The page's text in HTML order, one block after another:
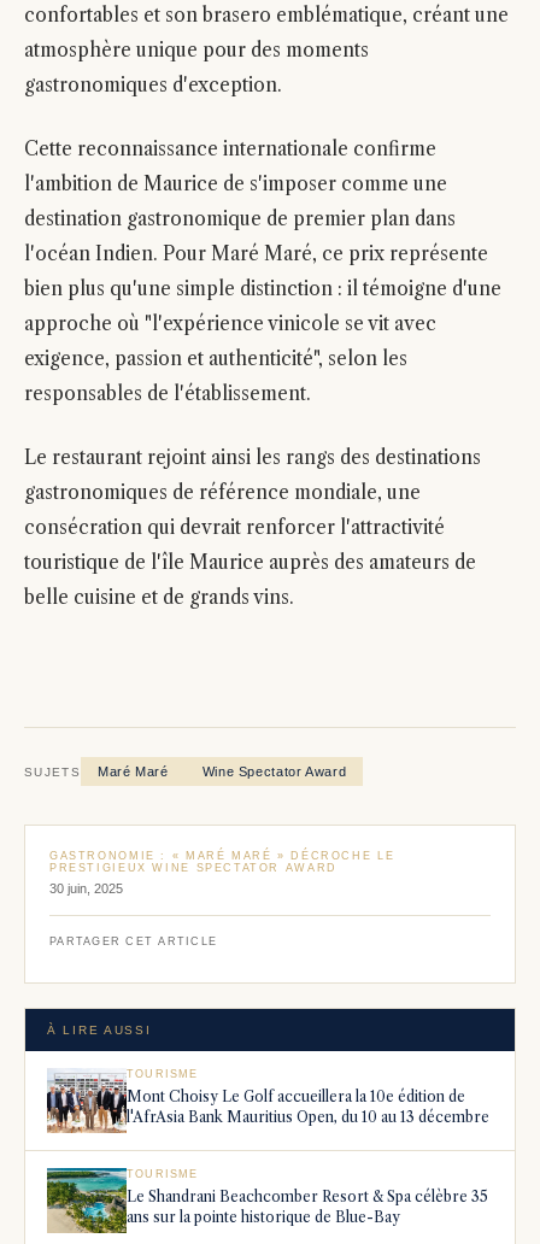
confortables et son brasero emblématique, créant une
atmosphère unique pour des moments
gastronomiques d'exception.
Cette reconnaissance internationale confirme
l'ambition de Maurice de s'imposer comme une
destination gastronomique de premier plan dans
l'océan Indien. Pour Maré Maré, ce prix représente
bien plus qu'une simple distinction : il témoigne d'une
approche où "l'expérience vinicole se vit avec
exigence, passion et authenticité", selon les
responsables de l'établissement.
Le restaurant rejoint ainsi les rangs des destinations
gastronomiques de référence mondiale, une
consécration qui devrait renforcer l'attractivité
touristique de l'île Maurice auprès des amateurs de
belle cuisine et de grands vins.
SUJETS Maré Maré Wine Spectator Award
GASTRONOMIE : « MARÉ MARÉ » DÉCROCHE LE
PRESTIGIEUX WINE SPECTATOR AWARD
30 juin, 2025
PARTAGER CET ARTICLE
À LIRE AUSSI
TOURISME
Mont Choisy Le Golf accueillera la 10e édition de
l'AfrAsia Bank Mauritius Open, du 10 au 13 décembre
TOURISME
Le Shandrani Beachcomber Resort & Spa célèbre 35
ans sur la pointe historique de Blue-Bay